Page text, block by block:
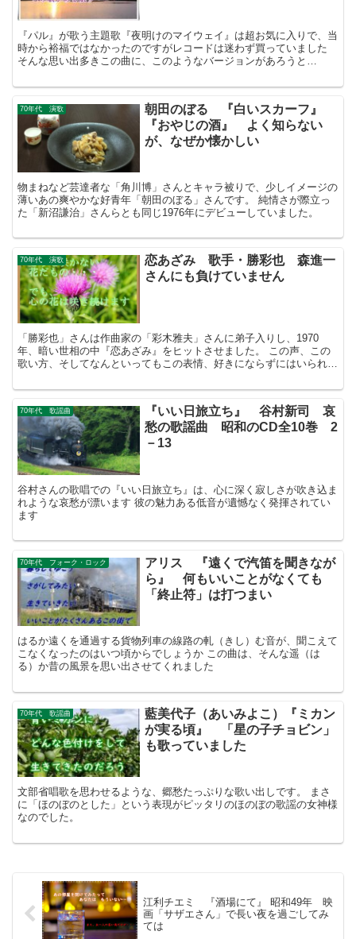
『パル』が歌う主題歌『夜明けのマイウェイ』は超お気に入りで、当
時から裕福ではなかったのですがレコードは迷わず買っていました
そんな思い出多きこの曲に、このようなバージョンがあろうと
70年代 演歌
朝田のぼる 『白いスカーフ』
『おやじの酒』 よく知らない
が、なぜか懐かしい
物まねなど芸達者な「角川博」さんとキャラ被りで、少しイメージの
薄いあの爽やかな好青年「朝田のぼる」さんです。 純情さが際立っ
た「新沼謙治」さんらとも同じ1976年にデビューしていました。
70年代 演歌
恋あざみ 歌手・勝彩也 森進一
さんにも負けていません
「勝彩也」さんは作曲家の「彩木雅夫」さんに弟子入りし、1970
年、暗い世相の中『恋あざみ』をヒットさせました。 この声、この
歌い方、そしてなんといってもこの表情、好きにならずにはいられま
70年代 歌謡曲
『いい日旅立ち』 谷村新司 哀
愁の歌謡曲 昭和のCD全10巻 2
－13
谷村さんの歌唱での『いい日旅立ち』は、心に深く寂しさが吹き込ま
れような哀愁が漂います 彼の魅力ある低音が遺憾なく発揮されてい
ます
70年代 フォーク・ロック
アリス 『遠くで汽笛を聞きなが
ら』 何もいいことがなくても
「終止符」は打つまい
はるか遠くを通過する貨物列車の線路の軋（きし）む音が、聞こえて
こなくなったのはいつ頃からでしょうか この曲は、そんな遥（は
る）か昔の風景を思い出させてくれました
70年代 歌謡曲
藍美代子（あいみよこ）『ミカン
が実る頃』 「星の子チョビン」
も歌っていました
文部省唱歌を思わせるような、郷愁たっぷりな歌い出しです。 まさ
に「ほのぼのとした」という表現がピッタリのほのぼの歌謡の女神様
なのでした。
江利チエミ 『酒場にて』 昭和49年 映
画「サザエさん」で長い夜を過ごしてみ
ては